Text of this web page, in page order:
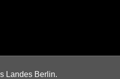
Landes Berlin.